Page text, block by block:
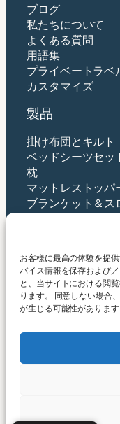
お客様に最高の体験を提
バイス情報を保存および
と、当サイトにおける閲
ります。 同意しない場合
が生じる可能性があります
ブログ
私たちについて
よくある質問
用語集
プライベートラベ
カスタマイズ
製品
掛け布団とキルト
ベッドシーツセッ
枕
マットレストッパ
ブランケット＆ス
ベビー＆キッズ
杭州Yintex株式会
住所：中国浙江
号
電話: 86 137
フェイスブックX インスタグラムLinkedIn ユーチューブ
© 2025 杭州